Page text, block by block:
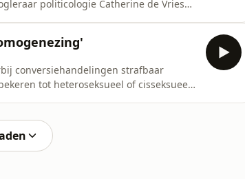
conversiehandelingen strafbaar
tot heteroseksueel of cisseksueel